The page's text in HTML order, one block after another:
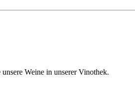
Weine in unserer Vinothek.